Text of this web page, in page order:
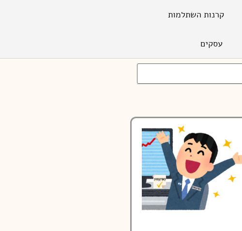
קרנות השתלמות
עסקים